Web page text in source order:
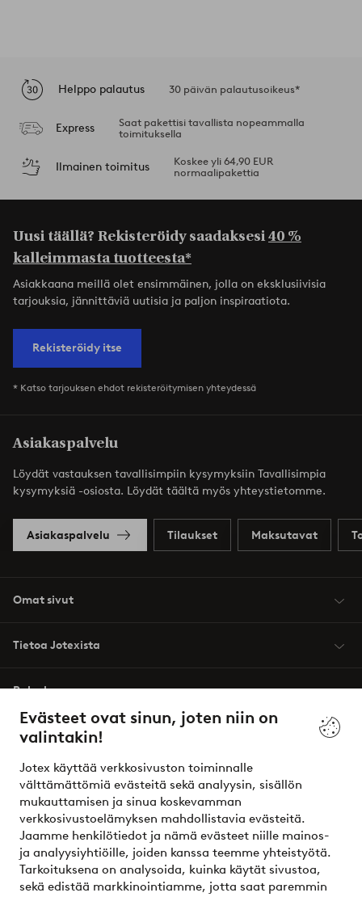
Evästeet ovat sinun, joten niin on
valintakin!
Jotex käyttää verkkosivuston toiminnalle
välttämättömiä evästeitä sekä analyysin, sisällön
mukauttamisen ja sinua koskevamman
verkkosivustoelämyksen mahdollistavia evästeitä.
Jaamme henkilötiedot ja nämä evästeet niille mainos-
ja analyysiyhtiöille, joiden kanssa teemme yhteistyötä.
Tarkoituksena on analysoida, kuinka käytät sivustoa,
sekä edistää markkinointiamme, jotta saat paremmin
Helppo palautus 30 päivän palautusoikeus*
Express
Saat pakettisi tavallista nopeammalla
toimituksella
Ilmainen toimitus
Koskee yli 64,90 EUR
normaalipakettia
Uusi täällä? Rekisteröidy saadaksesi40 %
kalleimmasta tuotteesta*
Asiakkaana meillä olet ensimmäinen, jolla on eksklusiivisia
tarjouksia, jännittäviä uutisia ja paljon inspiraatiota.
Rekisteröidy itse
* Katso tarjouksen ehdot rekisteröitymisen yhteydessä
Asiakaspalvelu
Löydät vastauksen tavallisimpiin kysymyksiin Tavallisimpia
kysymyksiä -osiosta. Löydät täältä myös yhteystietomme.
Asiakaspalvelu Tilaukset Maksutavat
Omat sivut
Tietoa Jotexista
Palvelumme
Ehdot
Ystävät
Turvalliset maksut – maksa nyt tai erissä
Haluatko tietää lisää maksuvaihtoehdoistamme?